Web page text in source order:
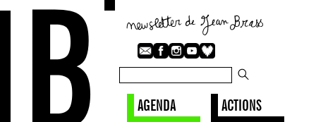
AGENDA ACTIONS